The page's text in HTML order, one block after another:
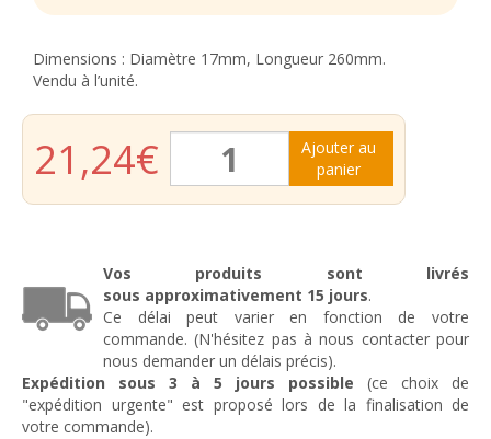
Dimensions : Diamètre 17mm, Longueur 260mm.
Vendu à l’unité.
21,24€
Ajouter au
panier
Forêt
ø17mm
Vos produits sont livrés
sous approximativement 15 jours.
Ce délai peut varier en fonction de votre
commande. (N'hésitez pas à nous contacter pour
nous demander un délais précis).
Expédition sous 3 à 5 jours possible (ce choix de
"expédition urgente" est proposé lors de la finalisation de
votre commande).